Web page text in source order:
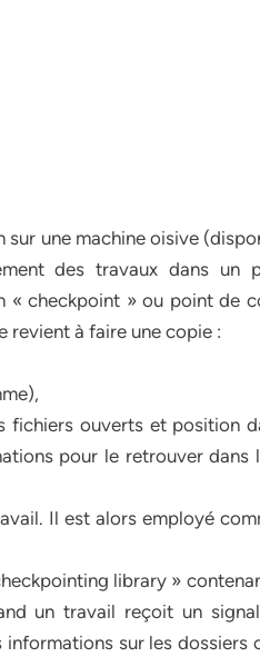
une machine oisive
des travaux dans un
checkpoint » ou point de
revient à faire une copie :
fichiers ouverts et position
pour le retrouver dans
Il est alors employé
library »
un travail reçoit un
sur les dossiers